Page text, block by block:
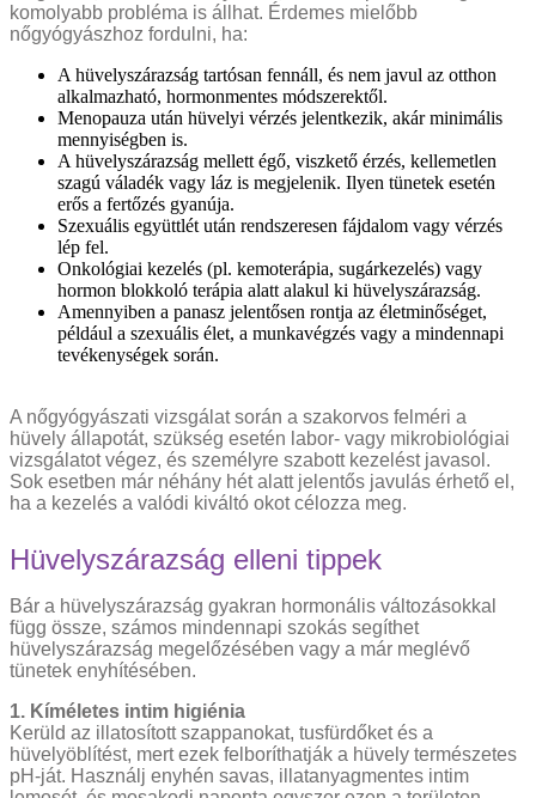
komolyabb probléma is állhat. Érdemes mielőbb
nőgyógyászhoz fordulni, ha:
A hüvelyszárazság tartósan fennáll, és nem javul az otthon
alkalmazható, hormonmentes módszerektől.
Menopauza után hüvelyi vérzés jelentkezik, akár minimális
mennyiségben is.
A hüvelyszárazság mellett égő, viszkető érzés, kellemetlen
szagú váladék vagy láz is megjelenik. Ilyen tünetek esetén
erős a fertőzés gyanúja.
Szexuális együttlét után rendszeresen fájdalom vagy vérzés
lép fel.
Onkológiai kezelés (pl. kemoterápia, sugárkezelés) vagy
hormon blokkoló terápia alatt alakul ki hüvelyszárazság.
Amennyiben a panasz jelentősen rontja az életminőséget,
például a szexuális élet, a munkavégzés vagy a mindennapi
tevékenységek során.
A nőgyógyászati vizsgálat során a szakorvos felméri a
hüvely állapotát, szükség esetén labor- vagy mikrobiológiai
vizsgálatot végez, és személyre szabott kezelést javasol.
Sok esetben már néhány hét alatt jelentős javulás érhető el,
ha a kezelés a valódi kiváltó okot célozza meg.
Hüvelyszárazság elleni tippek
Bár a hüvelyszárazság gyakran hormonális változásokkal
függ össze, számos mindennapi szokás segíthet
hüvelyszárazság megelőzésében vagy a már meglévő
tünetek enyhítésében.
1. Kíméletes intim higiénia
Kerüld az illatosított szappanokat, tusfürdőket és a
hüvelyöblítést, mert ezek felboríthatják a hüvely természetes
pH-ját. Használj enyhén savas, illatanyagmentes intim